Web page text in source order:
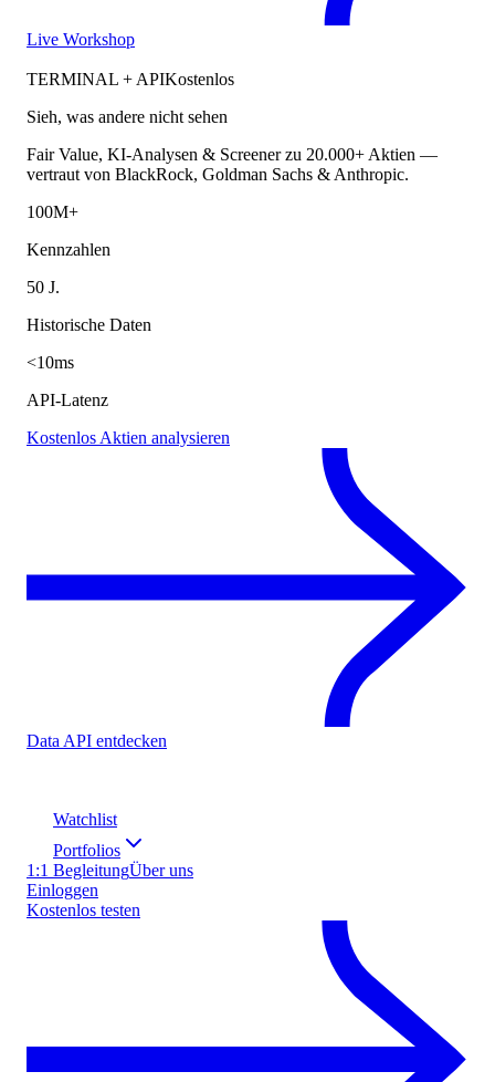
Live Workshop
TERMINAL + APIKostenlos
Sieh, was andere nicht sehen
Fair Value, KI-Analysen & Screener zu 20.000+ Aktien —
vertraut von BlackRock, Goldman Sachs & Anthropic.
100M+
Kennzahlen
50 J.
Historische Daten
<10ms
API-Latenz
Kostenlos Aktien analysieren
Data API entdecken
Watchlist
Portfolios
1:1 BegleitungÜber uns
Einloggen
Kostenlos testen